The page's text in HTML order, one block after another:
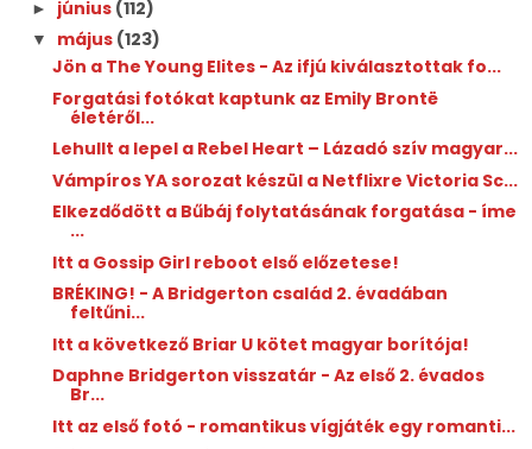
► június (112)
▼ május (123)
Jön a The Young Elites - Az ifjú kiválasztottak fo...
Forgatási fotókat kaptunk az Emily Brontë
életéről...
Lehullt a lepel a Rebel Heart – Lázadó szív magyar...
Vámpíros YA sorozat készül a Netflixre Victoria Sc...
Elkezdődött a Bűbáj folytatásának forgatása - íme
...
Itt a Gossip Girl reboot első előzetese!
BRÉKING! - A Bridgerton család 2. évadában
feltűni...
Itt a következő Briar U kötet magyar borítója!
Daphne Bridgerton visszatár - Az első 2. évados
Br...
Itt az első fotó - romantikus vígjáték egy romanti...